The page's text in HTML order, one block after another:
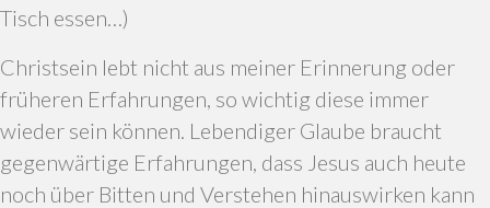
Tisch essen…)
Christsein lebt nicht aus meiner Erinnerung oder
früheren Erfahrungen, so wichtig diese immer
wieder sein können. Lebendiger Glaube braucht
gegenwärtige Erfahrungen, dass Jesus auch heute
noch über Bitten und Verstehen hinauswirken kann